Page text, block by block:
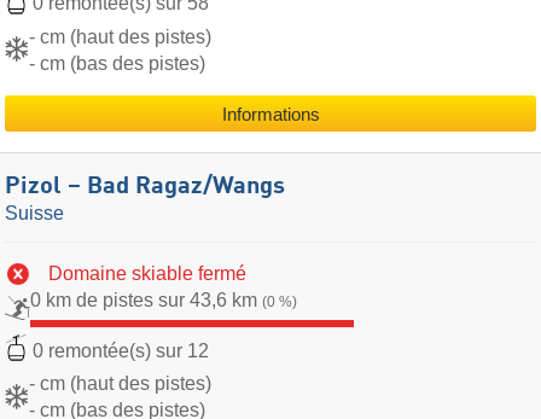
- cm (haut des pistes)
- cm (bas des pistes)
Informations
Pizol – Bad Ragaz/​Wangs
Suisse
Domaine skiable fermé
0 km de pistes sur 43,6 km (0 %)
0 remontée(s) sur 12
- cm (haut des pistes)
- cm (bas des pistes)